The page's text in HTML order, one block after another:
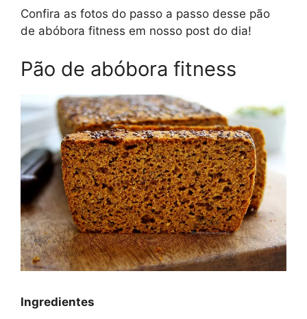
Confira as fotos do passo a passo desse pão
de abóbora fitness em nosso post do dia!
Pão de abóbora fitness
Ingredientes